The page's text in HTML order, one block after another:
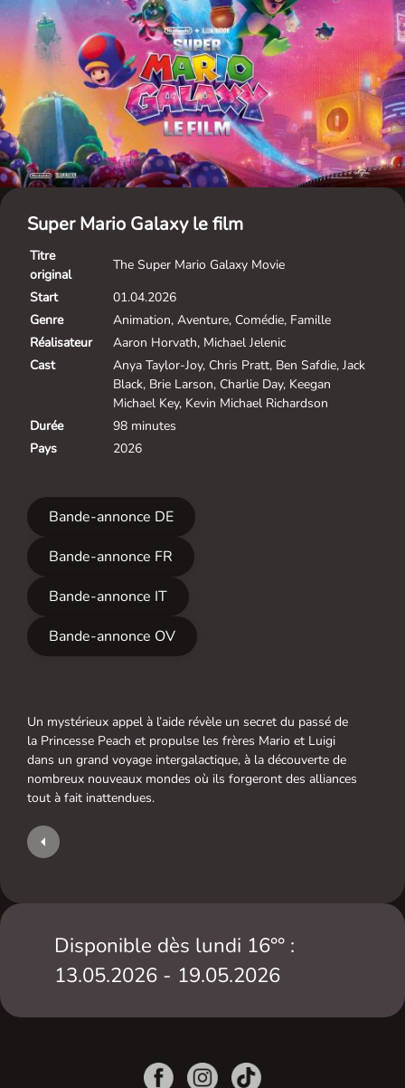
Super Mario Galaxy le film
Titre
original
The Super Mario Galaxy Movie
Start
01.04.2026
Genre
Animation, Aventure, Comédie, Famille
Réalisateur
Aaron Horvath, Michael Jelenic
Cast
Anya Taylor-Joy, Chris Pratt, Ben Safdie, Jack
Black, Brie Larson, Charlie Day, Keegan
Michael Key, Kevin Michael Richardson
Durée
98 minutes
Pays
2026
Bande-annonce DE
Bande-annonce FR
Bande-annonce IT
Bande-annonce OV
Un mystérieux appel à l’aide révèle un secret du passé de
la Princesse Peach et propulse les frères Mario et Luigi
dans un grand voyage intergalactique, à la découverte de
nombreux nouveaux mondes où ils forgeront des alliances
tout à fait inattendues.
Disponible dès lundi 16°° :
13.05.2026 - 19.05.2026